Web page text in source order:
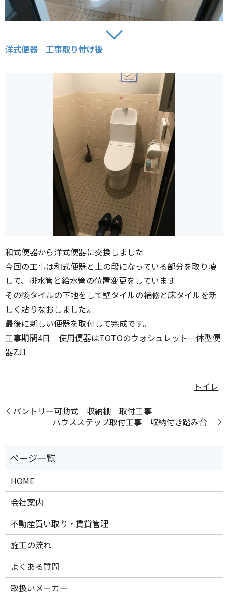
洋式便器 工事取り付け後
和式便器から洋式便器に交換しました
今回の工事は和式便器と上の段になっている部分を取り壊
して、排水管と給水管の位置変更をしています
その後タイルの下地をして壁タイルの補修と床タイルを新
しく貼りなおしました。
最後に新しい便器を取付して完成です。
工事期間4日 使用便器はTOTOのウォシュレット一体型便
器ZJ1
トイレ
パントリー可動式 収納棚 取付工事
ハウスステップ取付工事 収納付き踏み台
HOME
会社案内
不動産買い取り・賃貸管理
施工の流れ
よくある質問
取扱いメーカー